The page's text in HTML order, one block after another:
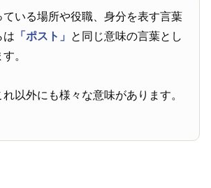
ている場所や役職、身分を表す言葉
は 「ポスト」 と同じ意味の言葉とし
。
れ以外にも様々な意味があります。